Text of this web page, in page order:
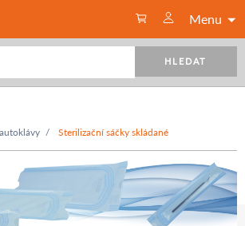
Menu
HLEDAT
Sterilizační sáčky skládané